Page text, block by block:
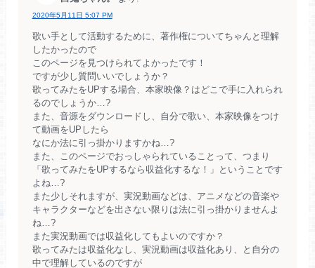
2020年5月11日 5:07 PM
歌い手として活動するために、著作権についてちゃんと理解
したかったので
このページを見つけられてよかったです！
ですが少し質問いいでしょうか？
歌ってみたをUPする場合、本家映像？はどこで手に入れられ
るのでしょうか…?
また、音源をダウンロードし、自分で歌い、本家映像をつけ
て動画をUPしたら
なにか法に引っ掛かりますかね…?
また、このページでおっしゃられていることって、つまり
「歌ってみたをUPするなら収益化するな！」ということです
よね…?
また少しそれますが、実況動画などは、アニメなどの音楽や
キャラクターなどを出さない限りは法に引っ掛かりませんよ
ね…?
また実況動画では収益化してもよいのですか？
歌ってみたは収益化なし、実況動画は収益化あり、と自分の
中で理解しているのですが